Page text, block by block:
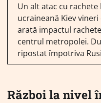
Un alt atac cu
ucraineană Kiev
arată impactul
centrul metropolei.
ripostat împotriva
Război la nivel